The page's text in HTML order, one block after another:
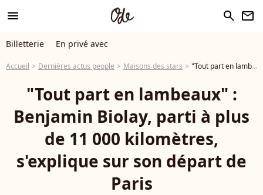
menu search newsletter
Billetterie En privé avec
Accueil Dernières actus people Maisons des stars "Tout part en lambeaux" : Benjamin Biolay, parti à plus de 11 000 kilomètres, s'explique sur son départ de Paris
"Tout part en lambeaux" :
Benjamin Biolay, parti à plus
de 11 000 kilomètres,
s'explique sur son départ de
Paris